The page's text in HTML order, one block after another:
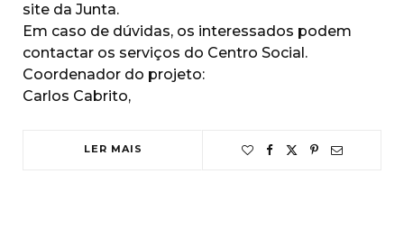
site da Junta.
Em caso de dúvidas, os interessados podem
contactar os serviços do Centro Social.
Coordenador do projeto:
Carlos Cabrito,
LER MAIS